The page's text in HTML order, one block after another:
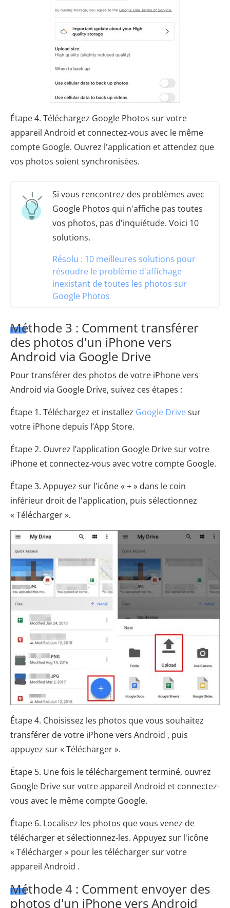
Étape 4. Téléchargez Google Photos sur votre
appareil Android et connectez-vous avec le même
compte Google. Ouvrez l'application et attendez que
vos photos soient synchronisées.
Si vous rencontrez des problèmes avec
Google Photos qui n'affiche pas toutes
vos photos, pas d'inquiétude. Voici 10
solutions.
Résolu : 10 meilleures solutions pour
résoudre le problème d'affichage
inexistant de toutes les photos sur
Google Photos
Méthode 3 : Comment transférer
des photos d'un iPhone vers
Android via Google Drive
Pour transférer des photos de votre iPhone vers
Android via Google Drive, suivez ces étapes :
Étape 1. Téléchargez et installez Google Drive sur
votre iPhone depuis l’App Store.
Étape 2. Ouvrez l’application Google Drive sur votre
iPhone et connectez-vous avec votre compte Google.
Étape 3. Appuyez sur l'icône « + » dans le coin
inférieur droit de l'application, puis sélectionnez
« Télécharger ».
Étape 4. Choisissez les photos que vous souhaitez
transférer de votre iPhone vers Android , puis
appuyez sur « Télécharger ».
Étape 5. Une fois le téléchargement terminé, ouvrez
Google Drive sur votre appareil Android et connectez-
vous avec le même compte Google.
Étape 6. Localisez les photos que vous venez de
télécharger et sélectionnez-les. Appuyez sur l'icône
« Télécharger » pour les télécharger sur votre
appareil Android .
Méthode 4 : Comment envoyer des
photos d'un iPhone vers Android